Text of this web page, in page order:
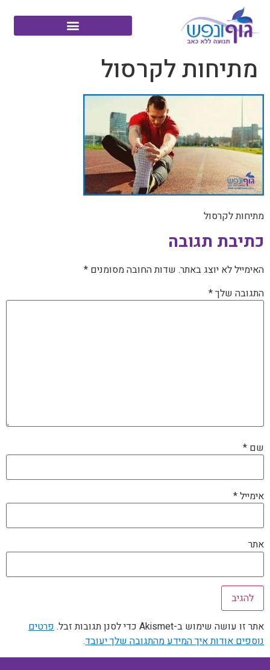
מתיחות לקרסול
מתיחות לקרסול
כתיבת תגובה
האימייל לא יוצג באתר. שדות החובה מסומנים *
התגובה שלך*
שם *
אימייל*
אתר
אתר זו עושה שימוש ב-Akismet כדי לסנן תגובות זבל.
פרטים
נוספים אודות איך המידע מהתגובה שלך יעובד.